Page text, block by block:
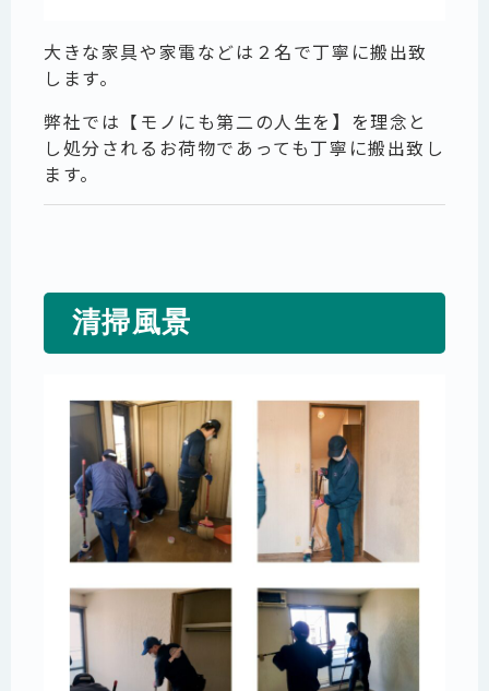
大きな家具や家電などは２名で丁寧に搬出致
します。
弊社では 【モノにも第二の人生を 】 を理念と
し処分されるお荷物であっても丁寧に搬出致し
ます。
清掃風景